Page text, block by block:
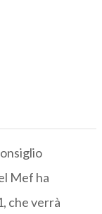
Mef ha
che verrà